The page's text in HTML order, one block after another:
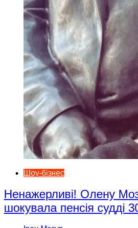
Шоу-бізнес
Ненажерливі! Олену
шокувала пенсія судді